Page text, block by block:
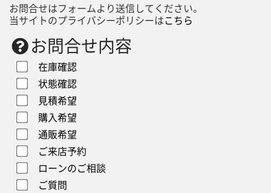
お問合せはフォームより送信してください。
当サイトのプライバシーポリシーはこちら
お問合せ内容
在庫確認
状態確認
見積希望
購入希望
通販希望
ご来店予約
ローンのご相談
ご質問